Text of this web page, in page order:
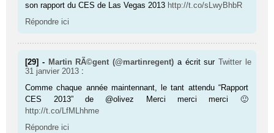
son rap­port du CES de Las Vegas 2013 http://t.co/sLwyBhbR
Répondre ici
[29] - Martin RÃ©gent (@martinregent) a écrit surTwitter le
31 janvier 2013 :
Comme chaque année maintennant, le tant attendu “Rapport
CES 2013” de @olivez Merci merci merci 🙂
http://t.co/LfMLhhme
Répondre ici